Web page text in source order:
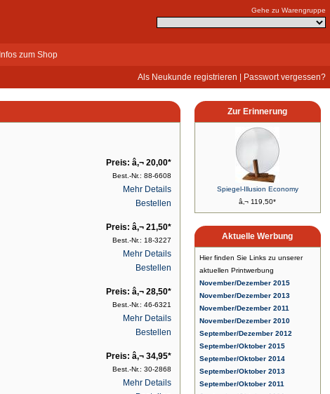
Gehe zu Warengruppe
Infos zum Shop
Als Neukunde registrieren Passwort vergessen?
Preis: â‚¬ 20,00*
Best.-Nr.: 88-6608
Mehr Details
Bestellen
Preis: â‚¬ 21,50*
Best.-Nr.: 18-3227
Mehr Details
Bestellen
Preis: â‚¬ 28,50*
Best.-Nr.: 46-6321
Mehr Details
Bestellen
Preis: â‚¬ 34,95*
Best.-Nr.: 30-2868
Mehr Details
Zur Erinnerung
Spiegel-Illusion Economy
â‚¬ 119,50*
Aktuelle Werbung
Hier finden Sie Links zu unserer
aktuellen Printwerbung
November/Dezember 2015
November/Dezember 2013
November/Dezember 2011
November/Dezember 2010
September/Dezember 2012
September/Oktober 2015
September/Oktober 2014
September/Oktober 2013
September/Oktober 2011